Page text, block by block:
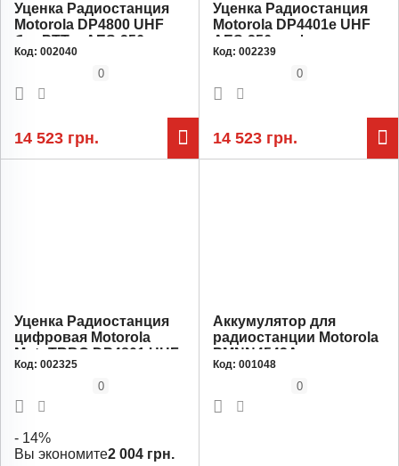
Уценка Радиостанция
Motorola DP4800 UHF
без PTT и AES-256
Код: 002040
0
14 523 грн.
Уценка Радиостанция
Motorola DP4401e UHF
AES-256 шифрование
без Bluetooth
Код: 002239
0
14 523 грн.
Уценка Радиостанция
цифровая Motorola
MotoTRBO DP4801 UHF
GPS Bluetooth AES-256
отсутствуют
некоторые функции
Код: 002325
0
- 14%
Вы экономите2 004 грн.
Аккумулятор для
радиостанции Motorola
PMNN4543A, емкость
2450 мАг, комплект 8
Код: 001048
0